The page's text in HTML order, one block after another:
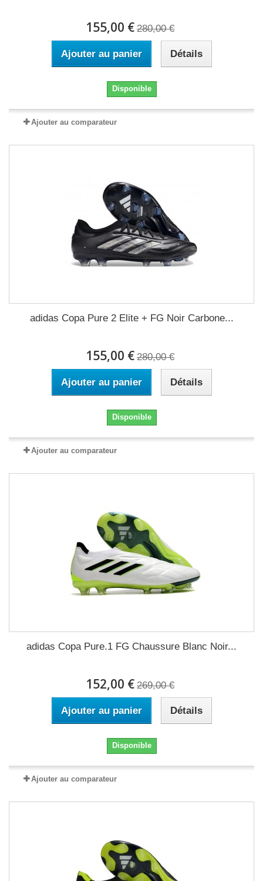
155,00 € 280,00 €
Ajouter au panier Détails
Disponible
Ajouter au comparateur
adidas Copa Pure 2 Elite + FG Noir Carbone...
155,00 € 280,00 €
Ajouter au panier Détails
Disponible
Ajouter au comparateur
adidas Copa Pure.1 FG Chaussure Blanc Noir...
152,00 € 269,00 €
Ajouter au panier Détails
Disponible
Ajouter au comparateur